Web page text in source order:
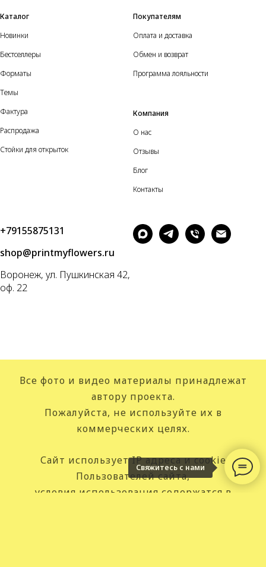
Каталог
Новинки
Бестселлеры
Форматы
Темы
Фактура
Распродажа
Стойки для открыток
Покупателям
Оплата и доставка
Обмен и возврат
Программа лояльности
Компания
О нас
Отзывы
Блог
Контакты
+79155875131
shop@printmyflowers.ru
Воронеж, ул. Пушкинская 42,
оф. 22
Свяжитесь с нами
Все фото и видео материалы принадлежат
автору проекта.
Пожалуйста, не используйте их в
коммерческих целях.
Сайт использует IP адреса и cookie
Пользователей сайта,
условия использования содержатся в